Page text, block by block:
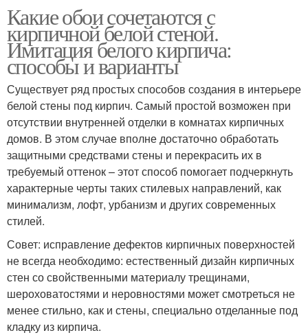
Какие обои сочетаются с
кирпичной белой стеной.
Имитация белого кирпича:
способы и варианты
Существует ряд простых способов создания в интерьере
белой стены под кирпич. Самый простой возможен при
отсутствии внутренней отделки в комнатах кирпичных
домов. В этом случае вполне достаточно обработать
защитными средствами стены и перекрасить их в
требуемый оттенок – этот способ помогает подчеркнуть
характерные черты таких стилевых направлений, как
минимализм, лофт, урбанизм и других современных
стилей.
Совет: исправление дефектов кирпичных поверхностей
не всегда необходимо: естественный дизайн кирпичных
стен со свойственными материалу трещинами,
шероховатостями и неровностями может смотреться не
менее стильно, как и стены, специально отделанные под
кладку из кирпича.